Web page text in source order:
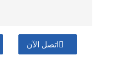
اتصل الآن